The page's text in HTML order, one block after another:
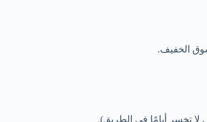
الخفيف.
تخسر أيامًا في الطريق).